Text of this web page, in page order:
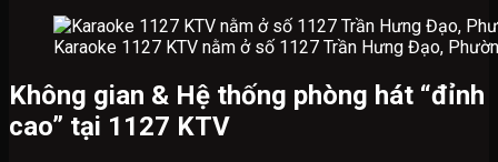
Karaoke 1127 KTV nằm ở số 1127 Trần Hưng Đạo,
Không gian & Hệ thống phòng hát “đỉnh
cao” tại 1127 KTV